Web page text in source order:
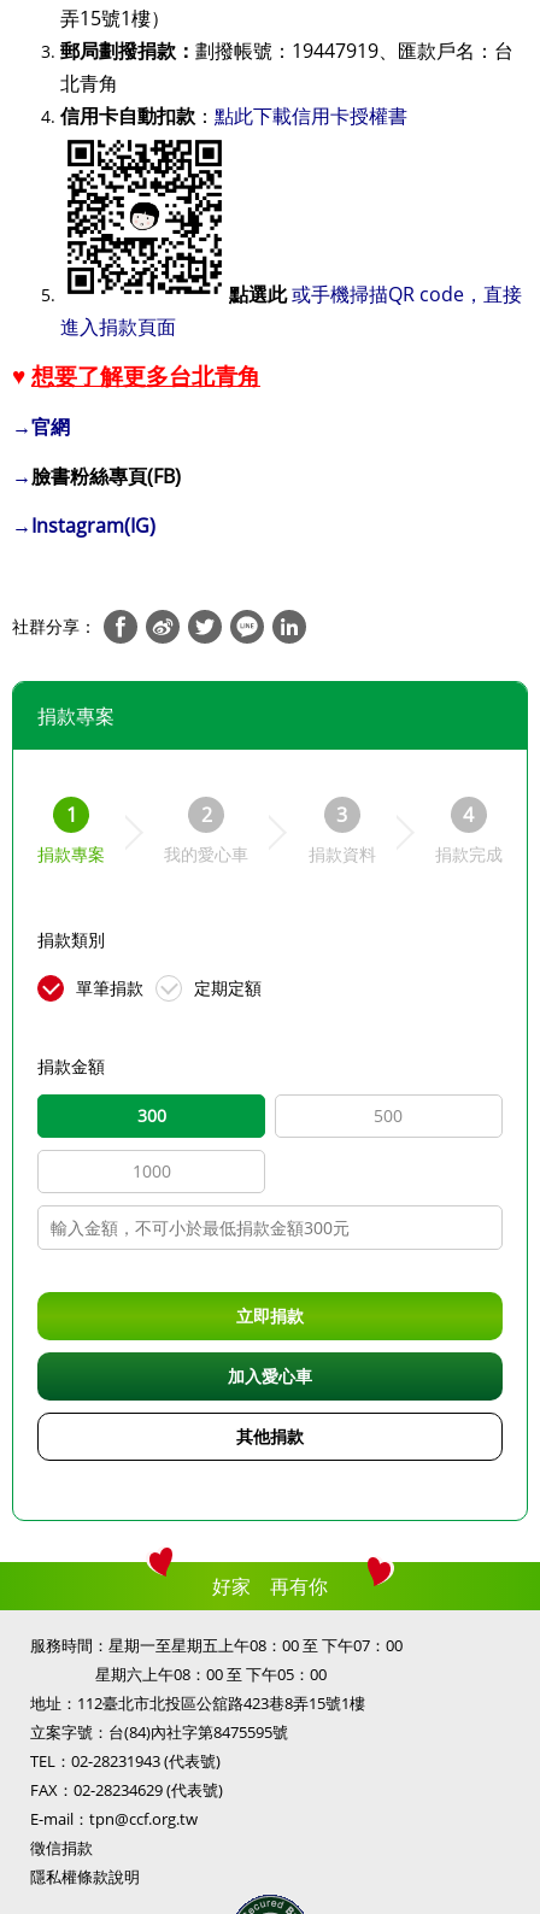
弄15號1樓）
郵局劃撥捐款： 劃撥帳號：19447919、匯款戶名：台
北青角
信用卡自動扣款 ： 點此下載信用卡授權書
點選此或手機掃描QR code，直接
進入捐款頁面
♥ 想要了解更多台北青角
→官網
→臉書粉絲專頁(FB)
→Instagram(IG)
社群分享：
捐款專案
1
捐款專案
2
我的愛心車
3
捐款資料
4
捐款完成
捐款類別
單筆捐款 定期定額
捐款金額
300 500
1000
立即捐款
加入愛心車
其他捐款
好家 再有你
服務時間：星期一至星期五上午08：00 至 下午07：00
星期六上午08：00 至 下午05：00
地址：112臺北市北投區公舘路423巷8弄15號1樓
立案字號：台(84)內社字第8475595號
TEL： 02-28231943(代表號)
FAX：02-28234629 (代表號)
E-mail： tpn@ccf.org.tw
徵信捐款
隱私權條款說明